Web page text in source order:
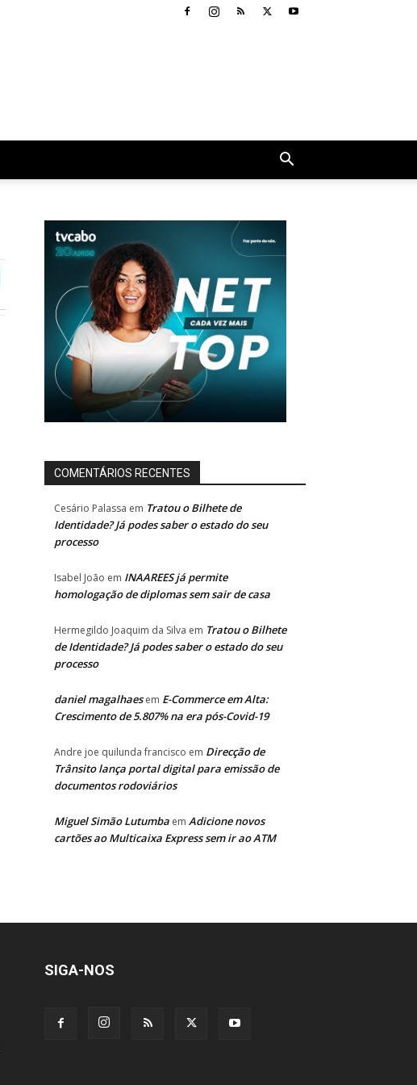
COMENTÁRIOS RECENTES
Cesário Palassa em Tratou o Bilhete de
Identidade? Já podes saber o estado do seu
processo
Isabel João em INAAREES já permite
homologação de diplomas sem sair de casa
Hermegildo Joaquim da Silva em Tratou o Bilhete
de Identidade? Já podes saber o estado do seu
processo
daniel magalhaesem E-Commerce em Alta:
Crescimento de 5.807% na era pós-Covid-19
Andre joe quilunda francisco em Direcção de
Trânsito lança portal digital para emissão de
documentos rodoviários
Miguel Simão Lutumba em Adicione novos
cartões ao Multicaixa Express sem ir ao ATM
SIGA-NOS